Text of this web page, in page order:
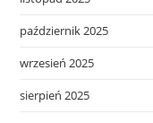
październik 2025
wrzesień 2025
sierpień 2025